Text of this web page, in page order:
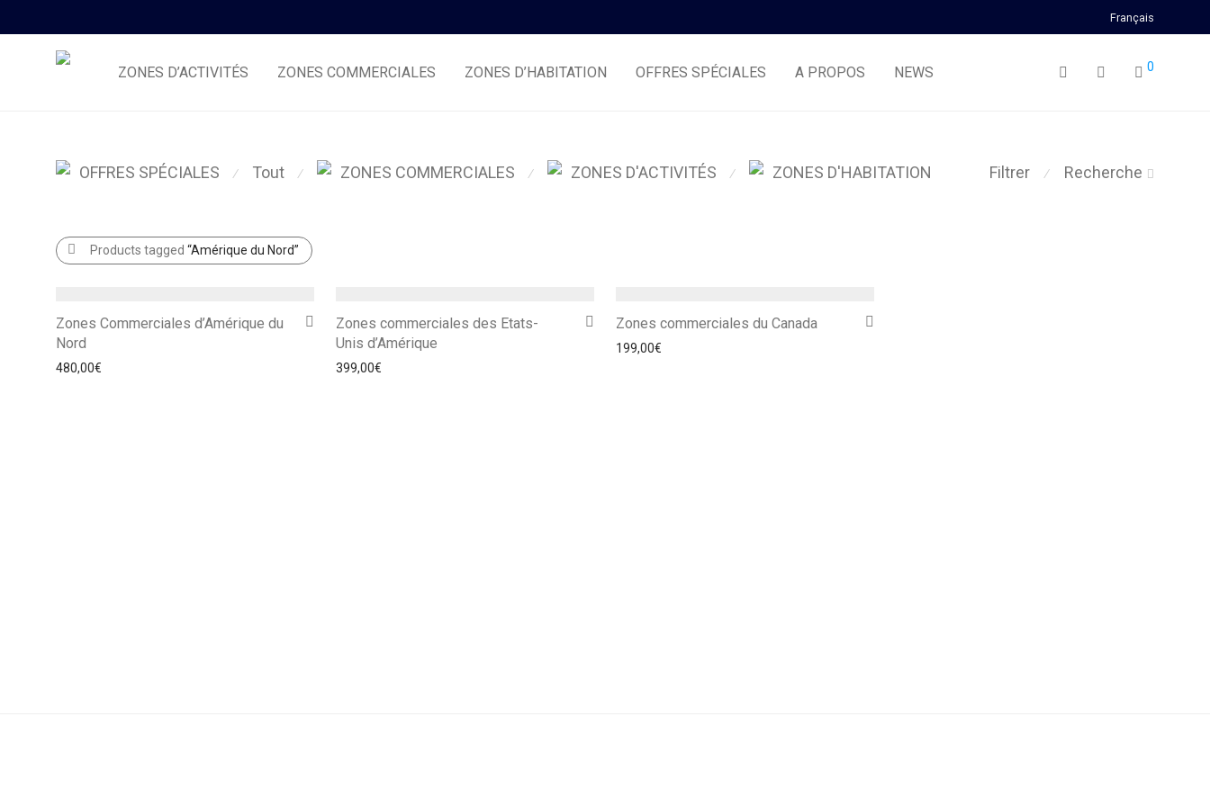
Français
ZONES D’ACTIVITÉS ZONES COMMERCIALES ZONES D’HABITATION OFFRES SPÉCIALES A PROPOS NEWS 0
Filtrer ⁄ Recherche
OFFRES SPÉCIALES ⁄ Tout ⁄ ZONES COMMERCIALES ⁄ ZONES D'ACTIVITÉS ⁄ ZONES D'HABITATION
Products tagged “Amérique du Nord”
Zones Commerciales d’Amérique du
Nord
480,00€
Zones commerciales des Etats-
Unis d’Amérique
399,00€
Zones commerciales du Canada
199,00€